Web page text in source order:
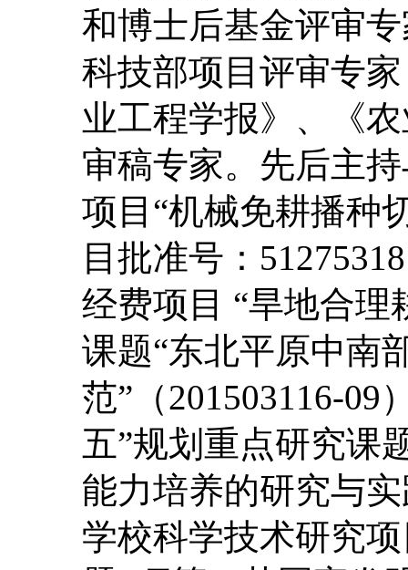
和博士后基金评审
科技部项目评审专
业工程学报》、《
审稿专家。先后主
项目“机械免耕播种
目批准号：
经费项目 “旱地合理
课题“东北平原中南
范”（201503116-
五”规划重点研究课
能力培养的研究与
学校科学技术研究